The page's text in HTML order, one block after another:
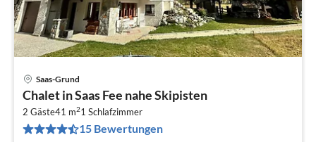
Saas-Grund
Chalet in Saas Fee nahe Skipisten
2 Gäste41 m21 Schlafzimmer
15 Bewertungen